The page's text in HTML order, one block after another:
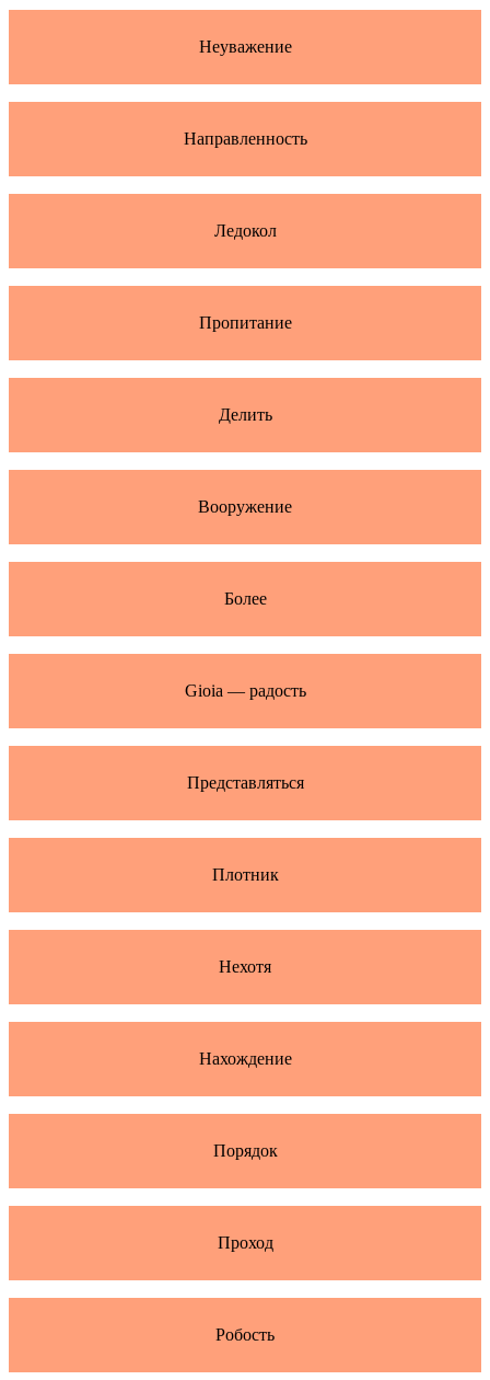
Неуважение
Направленность
Ледокол
Пропитание
Делить
Вооружение
Более
Gioia — радость
Представляться
Плотник
Нехотя
Нахождение
Порядок
Проход
Робость